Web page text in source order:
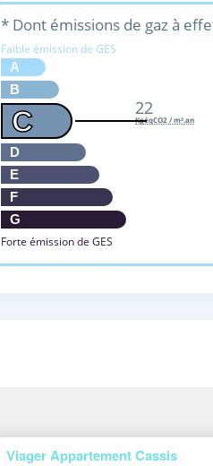
* Dont émissions de gaz à
Faible émission de GES
A
B
C
D
E
F
G
Forte émission de GES
22
KgéqCO2 / m².an
Viager Appartement Cassis